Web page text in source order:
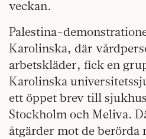
veckan.
Palestina-
Karolinska, där
arbetskläder, fick en
Karolinska
ett öppet brev till
Stockholm och Meliva.
åtgärder mot de berörda